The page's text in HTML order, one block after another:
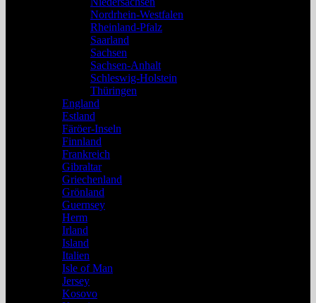
Nordrhein-Westfalen
Rheinland-Pfalz
Saarland
Sachsen
Sachsen-Anhalt
Schleswig-Holstein
Thüringen
England
Estland
Färöer-Inseln
Finnland
Frankreich
Gibraltar
Griechenland
Grönland
Guernsey
Herm
Irland
Island
Italien
Isle of Man
Jersey
Kosovo